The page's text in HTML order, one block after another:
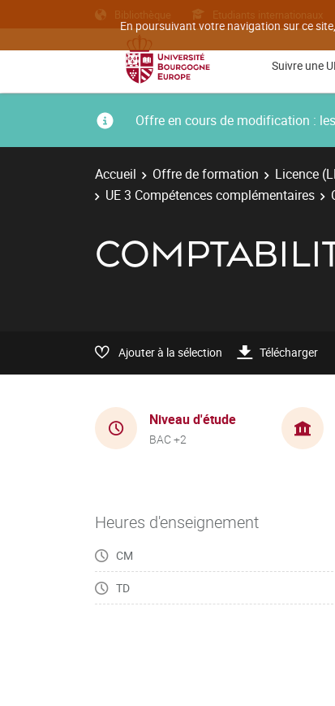
En poursuivant votre navigation sur ce
Bibliothèque Etudiants internationaux
Suivre une
Offre en cours de modification :
Accueil Offre de formation Licence
UE 3 Compétences complémentaires
Ajouter à la sélection Télécharger
Niveau d'étude
BAC +2
Heures d'enseignement
CM
TD